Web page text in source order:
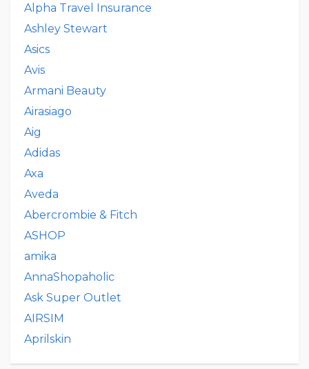
Alpha Travel Insurance
Ashley Stewart
Asics
Avis
Armani Beauty
Airasiago
Aig
Adidas
Axa
Aveda
Abercrombie & Fitch
ASHOP
amika
AnnaShopaholic
Ask Super Outlet
AIRSIM
Aprilskin